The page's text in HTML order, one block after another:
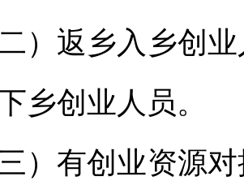
二）返乡入乡创
乡创业人员。
三）有创业资源